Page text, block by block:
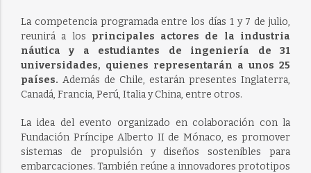
La competencia programada entre los días 1 y 7 de julio,
reunirá a los principales actores de la industria
náutica y a estudiantes de ingeniería de 31
universidades, quienes representarán a unos 25
países. Además de Chile, estarán presentes Inglaterra,
Canadá, Francia, Perú, Italia y China, entre otros.
La idea del evento organizado en colaboración con la
Fundación Príncipe Alberto II de Mónaco, es promover
sistemas de propulsióny diseños sostenibles para
embarcaciones.También reúne a innovadoresprototipos